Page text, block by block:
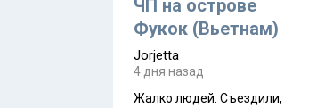
ЧП на острове
Фукок (Вьетнам)
Jorjetta
4 дня назад
Жалко людей. Съездили,